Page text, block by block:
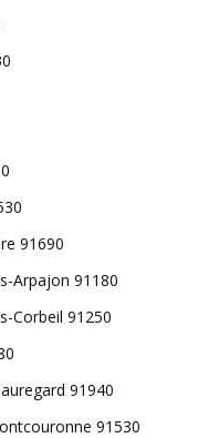
91690
Arpajon 91180
Corbeil 91250
91940
91530